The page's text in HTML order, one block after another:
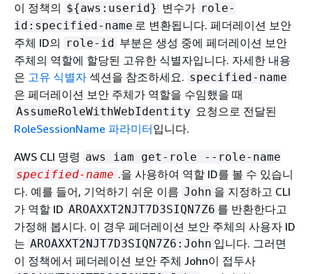
이 정책의 ${aws:userid} 변수가 role-
id:specified-name 로 변환됩니다. 페더레이션 보안
주체 ID의 role-id 부분은 생성 중에 페더레이션 보안
주체의 역할에 할당된 고유한 식별자입니다. 자세한 내용
은 고유 식별자 섹션을 참조하세요. specified-name
은 페더레이션 보안 주체가 역할을 수임했을 때
AssumeRoleWithWebIdentity 요청으로 전달된
RoleSessionName 파라미터입니다.
AWS CLI 명령 aws iam get-role --role-name
specified-name .을 사용하여 역할 ID를 볼 수 있습니
다. 예를 들어, 기억하기 쉬운 이름 John 을 지정하고 CLI
가 역할 ID AROAXXT2NJT7D3SIQN7Z6 를 반환한다고
가정해 봅시다. 이 경우 페더레이션 보안 주체의 사용자 ID
는 AROAXXT2NJT7D3SIQN7Z6:John 입니다. 그러면
이 정책에서 페더레이션 보안 주체 John이 접두사